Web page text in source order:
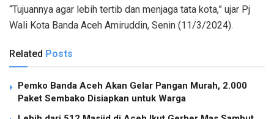
“Tujuannya agar lebih tertib dan menjaga tata kota,” ujar Pj
Wali Kota Banda Aceh Amiruddin, Senin (11/3/2024).
Related Posts
Pemko Banda Aceh Akan Gelar Pangan Murah, 2.000
Paket Sembako Disiapkan untuk Warga